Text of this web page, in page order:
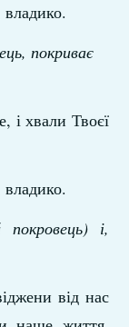
покриває
і хвали Твоєї
і,
від нас